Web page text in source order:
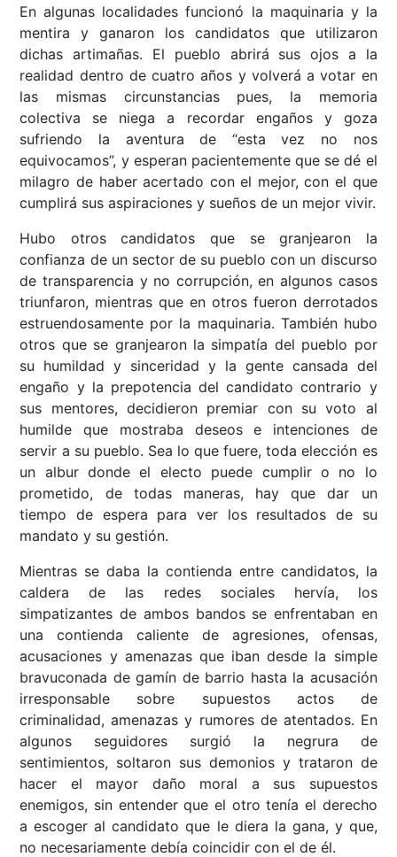
En algunas localidades funcionó la maquinaria y la
mentira y ganaron los candidatos que utilizaron
dichas artimañas. El pueblo abrirá sus ojos a la
realidad dentro de cuatro años y volverá a votar en
las mismas circunstancias pues, la memoria
colectiva se niega a recordar engaños y goza
sufriendo la aventura de “esta vez no nos
equivocamos”, y esperan pacientemente que se dé el
milagro de haber acertado con el mejor, con el que
cumplirá sus aspiraciones y sueños de un mejor vivir.
Hubo otros candidatos que se granjearon la
confianza de un sector de su pueblo con un discurso
de transparencia y no corrupción, en algunos casos
triunfaron, mientras que en otros fueron derrotados
estruendosamente por la maquinaria. También hubo
otros que se granjearon la simpatía del pueblo por
su humildad y sinceridad y la gente cansada del
engaño y la prepotencia del candidato contrario y
sus mentores, decidieron premiar con su voto al
humilde que mostraba deseos e intenciones de
servir a su pueblo. Sea lo que fuere, toda elección es
un albur donde el electo puede cumplir o no lo
prometido, de todas maneras, hay que dar un
tiempo de espera para ver los resultados de su
mandato y su gestión.
Mientras se daba la contienda entre candidatos, la
caldera de las redes sociales hervía, los
simpatizantes de ambos bandos se enfrentaban en
una contienda caliente de agresiones, ofensas,
acusaciones y amenazas que iban desde la simple
bravuconada de gamín de barrio hasta la acusación
irresponsable sobre supuestos actos de
criminalidad, amenazas y rumores de atentados. En
algunos seguidores surgió la negrura de
sentimientos, soltaron sus demonios y trataron de
hacer el mayor daño moral a sus supuestos
enemigos, sin entender que el otro tenía el derecho
a escoger al candidato que le diera la gana, y que,
no necesariamente debía coincidir con el de él.